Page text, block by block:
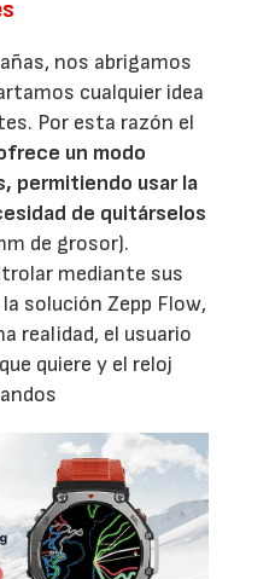
nos abrigamos
cualquier idea
Por esta razón el
un modo
permitiendo usar la
de quitárselos
de grosor).
mediante sus
solución Zepp Flow,
realidad, el usuario
quiere y el reloj